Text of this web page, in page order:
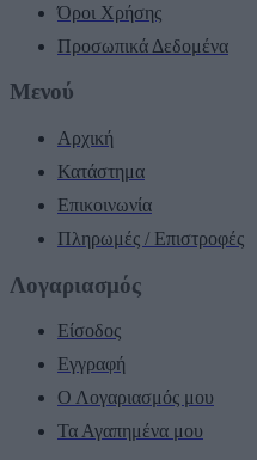
Όροι Χρήσης
Προσωπικά Δεδομένα
Μενού
Αρχική
Κατάστημα
Επικοινωνία
Πληρωμές / Επιστροφές
Λογαριασμός
Είσοδος
Εγγραφή
Ο Λογαριασμός μου
Τα Αγαπημένα μου